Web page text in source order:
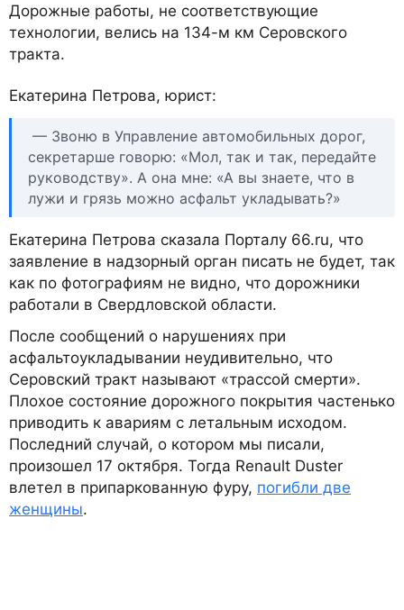
Дорожные работы, не соответствующие
технологии, велись на 134-м км Серовского
тракта.
Екатерина Петрова, юрист:
— Звоню в Управление автомобильных дорог,
секретарше говорю: «Мол, так и так, передайте
руководству». А она мне: «А вы знаете, что в
лужи и грязь можно асфальт укладывать?»
Екатерина Петрова сказала Порталу 66.ru, что
заявление в надзорный орган писать не будет, так
как по фотографиям не видно, что дорожники
работали в Свердловской области.
После сообщений о нарушениях при
асфальтоукладывании неудивительно, что
Серовский тракт называют «трассой смерти».
Плохое состояние дорожного покрытия частенько
приводить к авариям с летальным исходом.
Последний случай, о котором мы писали,
произошел 17 октября. Тогда Renault Duster
влетел в припаркованную фуру, погибли две
женщины.